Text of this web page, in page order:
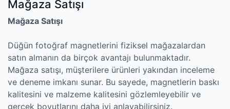
Mağaza Satışı
Mağaza Satışı
Düğün fotoğraf magnetlerini fiziksel mağazalardan
satın almanın da birçok avantajı bulunmaktadır.
Mağaza satışı, müşterilere ürünleri yakından inceleme
ve deneme imkanı sunar. Bu sayede, magnetlerin baskı
kalitesini ve malzeme kalitesini gözlemleyebilir ve
gerçek boyutlarını daha iyi anlayabilirsiniz.